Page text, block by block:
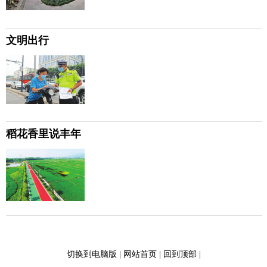
文明出行
稻花香里说丰年
切换到电脑版 | 网站首页| 回到顶部|